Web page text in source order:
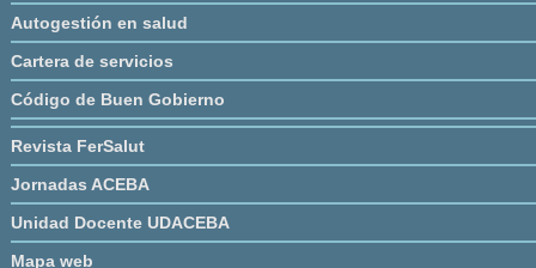
Autogestión en salud
Cartera de servicios
Código de Buen Gobierno
Revista FerSalut
Jornadas ACEBA
Unidad Docente UDACEBA
Mapa web